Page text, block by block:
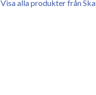
Visa alla produkter från